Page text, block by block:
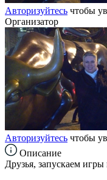
Авторизуйтесь чтобы
Организатор
Авторизуйтесь чтобы
Описание
Друзья, запускаем